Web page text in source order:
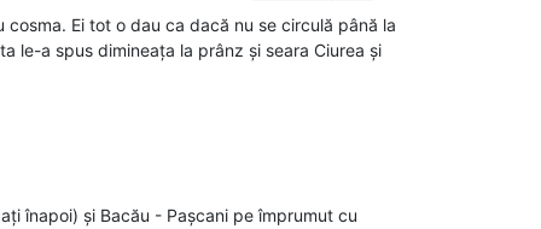
Ei tot o dau ca dacă nu se circulă până la
le-a spus dimineața la prânz și seara Ciurea și
înapoi) și Bacău - Pașcani pe împrumut cu